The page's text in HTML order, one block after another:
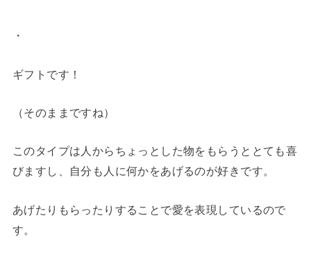
・
ギフトです！
（そのままですね）
このタイプは人からちょっとした物をもらうととても喜
びますし、自分も人に何かをあげるのが好きです。
あげたりもらったりすることで愛を表現しているので
す。